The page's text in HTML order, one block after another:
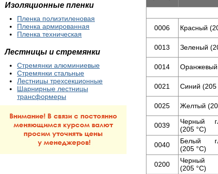
Изоляционные пленки
Пленка полиэтиленовая
Пленка армированная
Пленка техническая
Лестницы и стремянки
Стремянки алюминиевые
Стремянки стальные
Лестницы трехсекционные
Шарнирные лестницы
трансформеры
0006 Красный
0013 Зеленый
0014
0021 Синий (205
0025 Желтый
0039
Черный
(205 °С)
0040
Белый
(205 °С)
0200
Черный
(205 °С)